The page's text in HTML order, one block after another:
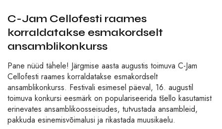
C-Jam Cellofesti raames
korraldatakse esmakordselt
ansamblikonkurss
Pane nüüd tähele! Järgmise aasta augustis toimuva C-Jam
Cellofesti raames korraldatakse esmakordselt
ansamblikonkurss. Festivali esimesel päeval, 16. augustil
toimuva konkursi eesmärk on populariseerida tšello kasutamist
erinevates ansamblikoosseisudes, tutvustada ansambleid,
pakkuda esinemisvõimalusi ja rikastada muusikaelu.